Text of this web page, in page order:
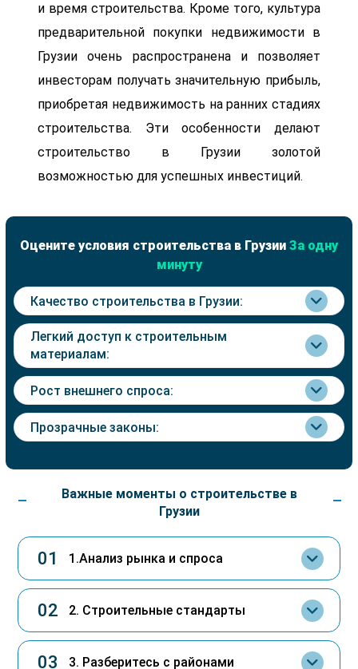
и время строительства. Кроме того, культура
предварительной покупки недвижимости в
Грузии очень распространена и позволяет
инвесторам получать значительную прибыль,
приобретая недвижимость на ранних стадиях
строительства. Эти особенности делают
строительство в Грузии золотой
возможностью для успешных инвестиций.
Оцените условия строительства в Грузии За одну
минуту
Качество строительства в Грузии:
Легкий доступ к строительным
материалам:
Рост внешнего спроса:
Прозрачные законы:
Важные моменты о строительстве в
Грузии
01 1.Анализ рынка и спроса
02 2. Строительные стандарты
03 3. Разберитесь с районами